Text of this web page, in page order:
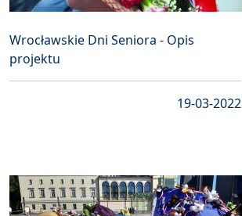
Wrocławskie Dni Seniora - Opis
projektu
19-03-2022